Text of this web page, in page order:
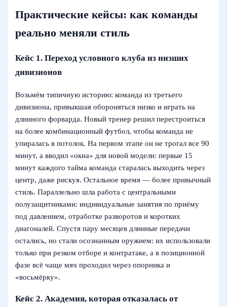
Практические кейсы: как команды
реально меняли стиль
Кейс 1. Переход условного клуба из низших
дивизионов
Возьмём типичную историю: команда из третьего
дивизиона, привыкшая обороняться низко и играть на
длинного форварда. Новый тренер решил перестроиться
на более комбинационный футбол, чтобы команда не
упиралась в потолок. На первом этапе он не трогал все 90
минут, а вводил «окна» для новой модели: первые 15
минут каждого тайма команда старалась выходить через
центр, даже рискуя. Остальное время — более привычный
стиль. Параллельно шла работа с центральными
полузащитниками: индивидуальные занятия по приёму
под давлением, отработке разворотов и коротких
диагоналей. Спустя пару месяцев длинные передачи
остались, но стали осознанным оружием: их использовали
только при резком отборе и контратаке, а в позиционной
фазе всё чаще мяч проходил через опорника и
«восьмёрку».
Кейс 2. Академия, которая отказалась от